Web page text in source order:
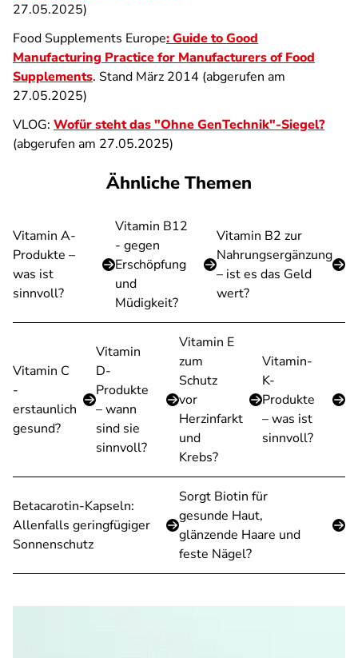
27.05.2025)
Food Supplements Europe: Guide to Good
Manufacturing Practice for Manufacturers of Food
Supplements. Stand März 2014 (abgerufen am
27.05.2025)
VLOG: Wofür steht das "Ohne GenTechnik"-Siegel?
(abgerufen am 27.05.2025)
Ähnliche Themen
Vitamin A-
Produkte –
was ist
sinnvoll?
Vitamin B12
- gegen
Erschöpfung
und
Müdigkeit?
Vitamin B2 zur
Nahrungsergänzung
– ist es das Geld
wert?
Vitamin C
-
erstaunlich
gesund?
Vitamin
D-
Produkte
– wann
sind sie
sinnvoll?
Vitamin E
zum
Schutz
vor
Herzinfarkt
und
Krebs?
Vitamin-
K-
Produkte
– was ist
sinnvoll?
Betacarotin-Kapseln:
Allenfalls geringfügiger
Sonnenschutz
Sorgt Biotin für
gesunde Haut,
glänzende Haare und
feste Nägel?